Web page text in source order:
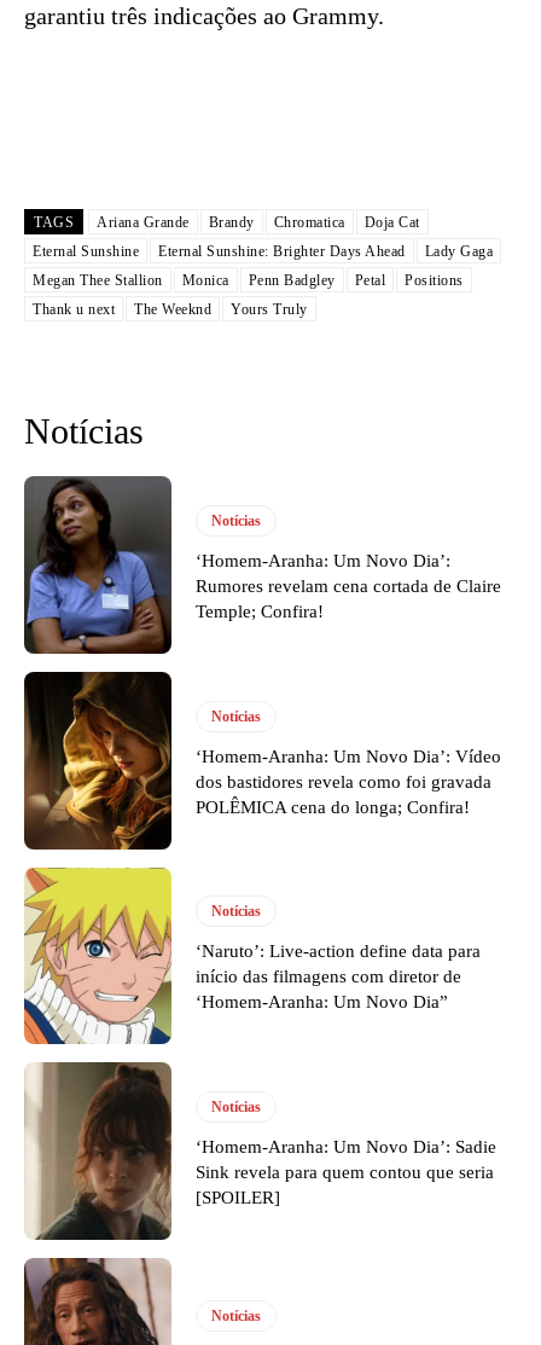
garantiu três indicações ao Grammy.
TAGS Ariana Grande Brandy Chromatica
Doja Cat
Eternal Sunshine
Eternal Sunshine: Brighter Days Ahead
Lady Gaga
Megan Thee Stallion
Monica Penn Badgley Petal
Positions
Thank u next
The Weeknd Yours Truly
Notícias
Notícias
‘Homem-Aranha: Um Novo Dia’:
Rumores revelam cena cortada de Claire
Temple; Confira!
Notícias
‘Homem-Aranha: Um Novo Dia’: Vídeo
dos bastidores revela como foi gravada
POLÊMICA cena do longa; Confira!
Notícias
‘Naruto’: Live-action define data para
início das filmagens com diretor de
‘Homem-Aranha: Um Novo Dia”
Notícias
‘Homem-Aranha: Um Novo Dia’: Sadie
Sink revela para quem contou que seria
[SPOILER]
Notícias